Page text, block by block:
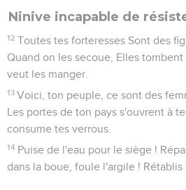
Ninive incapable de
12 Toutes tes forteresses Sont des
Quand on les secoue, Elles
veut les manger.
13 Voici, ton peuple, ce sont des
Les portes de ton pays s'ouvrent à
consume tes verrous.
14 Puise de l'eau pour le siège !
dans la boue, foule l'argile ! Rétablis